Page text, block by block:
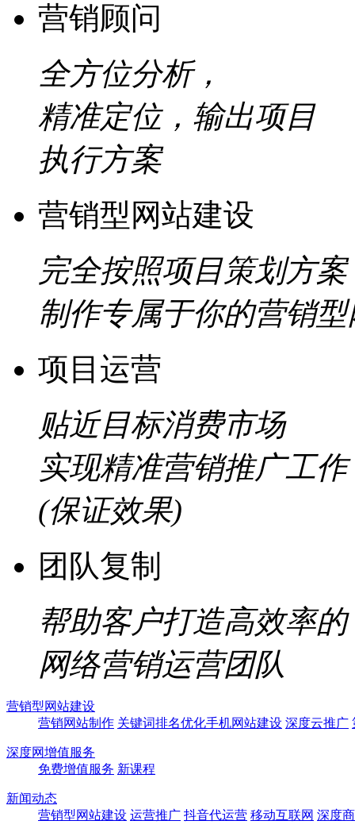
营销顾问
全方位分析，
精准定位，输出项目
执行方案
营销型网站建设
完全按照项目策划方案
制作专属于你的营销
项目运营
贴近目标消费市场
实现精准营销推广工作
(保证效果)
团队复制
帮助客户打造高效率的
网络营销运营团队
营销型网站建设
营销网站制作 关键词排名优化手机网站建设 深度云推广
深度网增值服务
免费增值服务 新课程
新闻动态
营销型网站建设 运营推广 抖音代运营 移动互联网 深度